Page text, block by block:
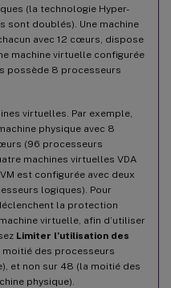
(la technologie Hyper-
sont doublés). Une machine
avec 12 cœurs, dispose
machine virtuelle configurée
possède 8 processeurs
virtuelles. Par exemple,
physique avec 8
(96 processeurs
machines virtuelles VDA
est configurée avec deux
logiques). Pour
la protection
virtuelle, afin d’utiliser
Limiter l’utilisation des
moitié des processeurs
et non sur 48 (la moitié des
physique).